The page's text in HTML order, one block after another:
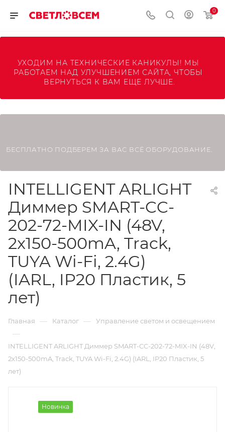
0
УХОДИМ НА ТЕХНИЧЕСКИЕ КАНИКУЛЫ! МЫ
РАБОТАЕМ НАД УЛУЧШЕНИЕМ САЙТА, ЧТОБЫ
ВЕРНУТЬСЯ К ВАМ ЕЩЕ ЛУЧШЕ.
БЕСПЛАТНО ПОДБЕРЕМ ЗА ВАС ВСЁ ОБОРУДОВАНИЕ.
INTELLIGENT ARLIGHT
Диммер SMART-CC-
202-72-MIX-IN (48V,
2x150-500mA, Track,
TUYA Wi-Fi, 2.4G)
(IARL, IP20 Пластик, 5
лет)
Главная — Каталог — Управление светом и освещением
—
INTELLIGENT ARLIGHT Диммер SMART-CC-202-72-MIX-IN (48V,
2x150-500mA, Track, TUYA Wi-Fi, 2.4G) (IARL, IP20 Пластик, 5
лет)
Новинка